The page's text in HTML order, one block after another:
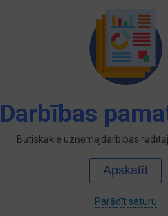
Darbības
Būtiskākie uzņēmējdarbības
Apskatīt
Parādīt saturu